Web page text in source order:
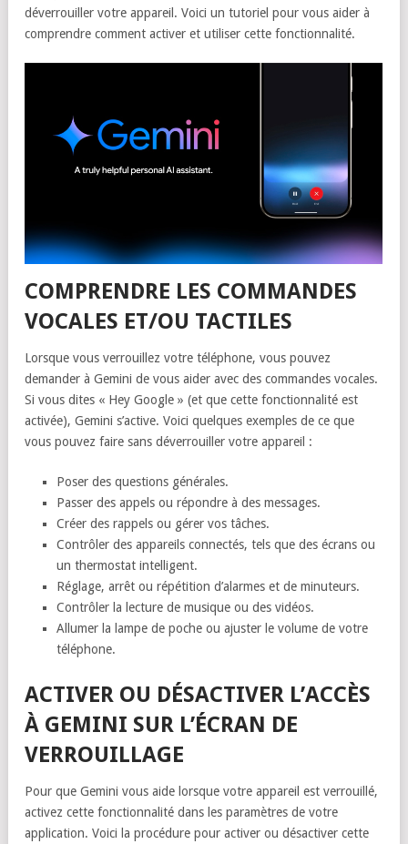
déverrouiller votre appareil. Voici un tutoriel pour vous aider à
comprendre comment activer et utiliser cette fonctionnalité.
COMPRENDRE LES COMMANDES
VOCALES ET/OU TACTILES
Lorsque vous verrouillez votre téléphone, vous pouvez
demander à Gemini de vous aider avec des commandes vocales.
Si vous dites « Hey Google » (et que cette fonctionnalité est
activée), Gemini s’active. Voici quelques exemples de ce que
vous pouvez faire sans déverrouiller votre appareil :
Poser des questions générales.
Passer des appels ou répondre à des messages.
Créer des rappels ou gérer vos tâches.
Contrôler des appareils connectés, tels que des écrans ou
un thermostat intelligent.
Réglage, arrêt ou répétition d’alarmes et de minuteurs.
Contrôler la lecture de musique ou des vidéos.
Allumer la lampe de poche ou ajuster le volume de votre
téléphone.
ACTIVER OU DÉSACTIVER L’ACCÈS
À GEMINI SUR L’ÉCRAN DE
VERROUILLAGE
Pour que Gemini vous aide lorsque votre appareil est verrouillé,
activez cette fonctionnalité dans les paramètres de votre
application. Voici la procédure pour activer ou désactiver cette